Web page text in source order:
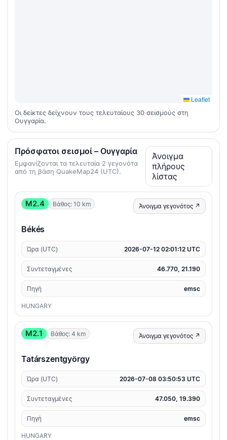
Leaflet
Οι δείκτες δείχνουν τους τελευταίους 30 σεισμούς στη
Ουγγαρία.
Πρόσφατοι σεισμοί – Ουγγαρία
Εμφανίζονται τα τελευταία 2 γεγονότα
από τη βάση QuakeMap24 (UTC).
Άνοιγμα
πλήρους
λίστας
M2.4 Βάθος: 10 km Άνοιγμα γεγονότος ↗
Békés
Ώρα (UTC) 2026-07-12 02:01:12 UTC
Συντεταγμένες 46.770, 21.190
Πηγή emsc
HUNGARY
M2.1 Βάθος: 4 km Άνοιγμα γεγονότος ↗
Tatárszentgyörgy
Ώρα (UTC) 2026-07-08 03:50:53 UTC
Συντεταγμένες 47.050, 19.390
Πηγή emsc
HUNGARY